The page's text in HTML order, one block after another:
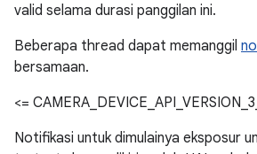
valid selama durasi panggilan ini.
Beberapa thread dapat memanggil
bersamaan.
<=
Notifikasi untuk dimulainya eksposur